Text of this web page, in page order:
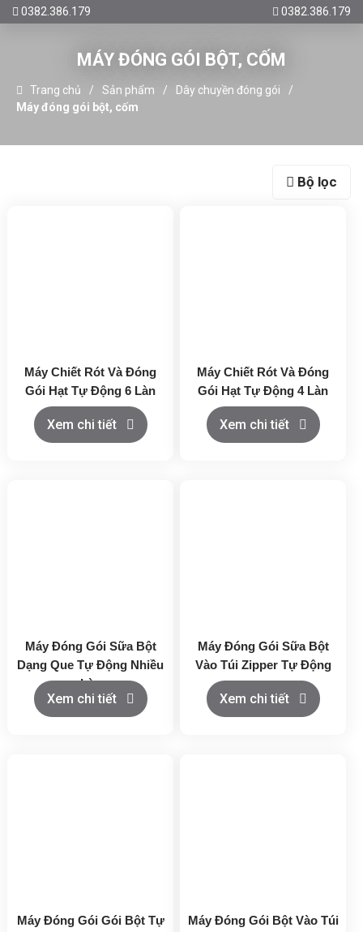
0382.386.179 0382.386.179
MÁY ĐÓNG GÓI BỘT, CỐM
Trang chủ Sản phẩm
Dây chuyền đóng gói
Máy đóng gói bột, cốm
Bộ lọc
Máy Chiết Rót Và Đóng
Gói Hạt Tự Động 6 Làn
Xem chi tiết
Máy Chiết Rót Và Đóng
Gói Hạt Tự Động 4 Làn
Xem chi tiết
Máy Đóng Gói Sữa Bột
Dạng Que Tự Động Nhiều
Làn
Xem chi tiết
Máy Đóng Gói Sữa Bột
Vào Túi Zipper Tự Động
Xem chi tiết
Máy Đóng Gói Gói Bột Tự
Máy Đóng Gói Bột Vào Túi